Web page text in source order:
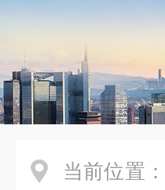
当前位置：